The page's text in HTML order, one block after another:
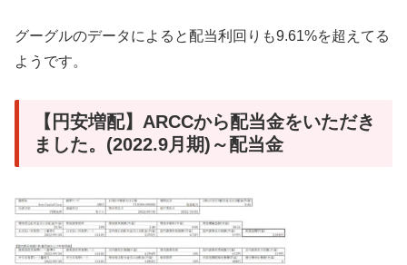
グーグルのデータによると配当利回りも9.61%を超えてる
ようです。
【円安増配】ARCCから配当金をいただき
ました。(2022.9月期)～配当金